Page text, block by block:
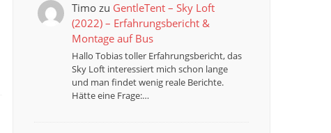
Timozu GentleTent – Sky Loft
(2022) – Erfahrungsbericht &
Montage auf Bus
Hallo Tobias toller Erfahrungsbericht, das
Sky Loft interessiert mich schon lange
und man findet wenig reale Berichte.
Hätte eine Frage:…